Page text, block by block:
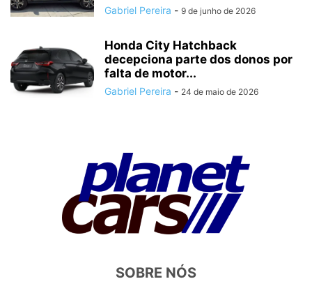
Gabriel Pereira - 9 de junho de 2026
Honda City Hatchback
decepciona parte dos donos por
falta de motor...
Gabriel Pereira - 24 de maio de 2026
SOBRE NÓS